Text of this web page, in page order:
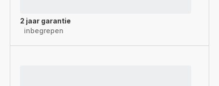
2 jaar garantie
inbegrepen